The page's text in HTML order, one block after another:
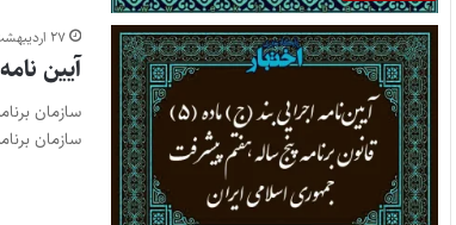
۲۷ اردیبهشت ۱۴۰۴
آیین نامه اجرایی
سازمان